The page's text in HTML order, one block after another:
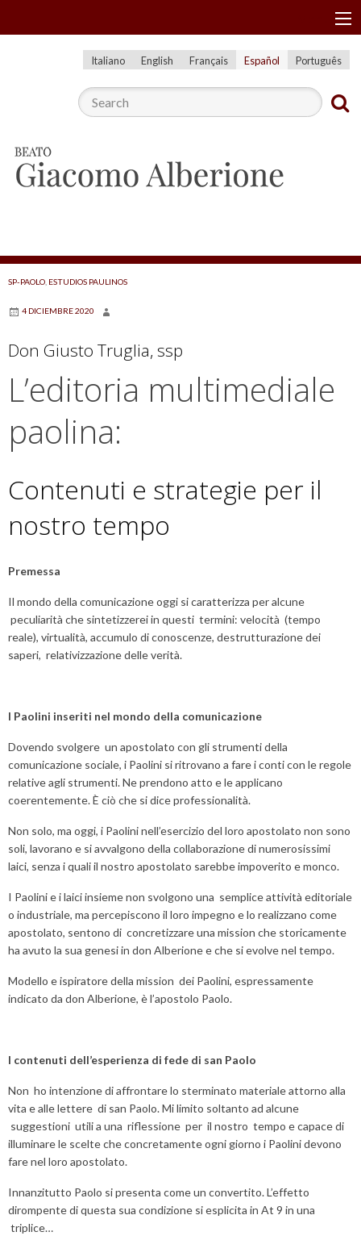
k
Italiano English Français Español Português
SP-PAOLO, ESTUDIOS PAULINOS
4 DICIEMBRE 2020
Don Giusto Truglia, ssp
L’editoria multimediale
paolina:
Contenuti e strategie per il
nostro tempo
Premessa
Il mondo della comunicazione oggi si caratterizza per alcune
peculiarità che sintetizzerei in questi termini: velocità (tempo
reale), virtualità, accumulo di conoscenze, destrutturazione dei
saperi, relativizzazione delle verità.
I Paolini inseriti nel mondo della comunicazione
Dovendo svolgere un apostolato con gli strumenti della
comunicazione sociale, i Paolini si ritrovano a fare i conti con le regole
relative agli strumenti. Ne prendono atto e le applicano
coerentemente. È ciò che si dice professionalità.
Non solo, ma oggi, i Paolini nell’esercizio del loro apostolato non sono
soli, lavorano e si avvalgono della collaborazione di numerosissimi
laici, senza i quali il nostro apostolato sarebbe impoverito e monco.
I Paolini e i laici insieme non svolgono una semplice attività editoriale
o industriale, ma percepiscono il loro impegno e lo realizzano come
apostolato, sentono di concretizzare una mission che storicamente
ha avuto la sua genesi in don Alberione e che si evolve nel tempo.
Modello e ispiratore della mission dei Paolini, espressamente
indicato da don Alberione, è l’apostolo Paolo.
I contenuti dell’esperienza di fede di san Paolo
Non ho intenzione di affrontare lo sterminato materiale attorno alla
vita e alle lettere di san Paolo. Mi limito soltanto ad alcune
suggestioni utili a una riflessione per il nostro tempo e capace di
illuminare le scelte che concretamente ogni giorno i Paolini devono
fare nel loro apostolato.
Innanzitutto Paolo si presenta come un convertito. L’effetto
dirompente di questa sua condizione si esplicita in At 9 in una
triplice…